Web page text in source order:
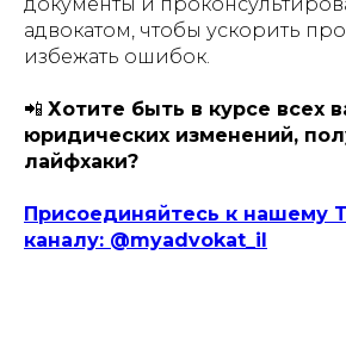
адвокатом, чтобы ускорить
избежать ошибок.
📲 Хотите быть в курсе всех
юридических изменений,
лайфхаки?
Присоединяйтесь к нашему
каналу: @myadvokat_il